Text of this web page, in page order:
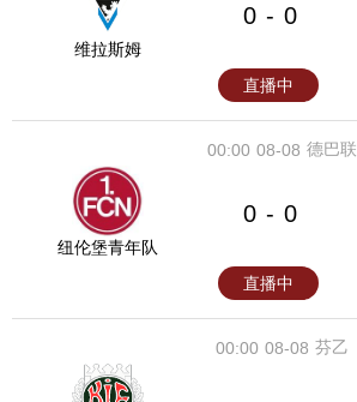
维拉斯姆
0 - 0
直播中
08-08
00:00 德巴联
纽伦堡青年队
0 - 0
直播中
08-08
00:00 芬乙